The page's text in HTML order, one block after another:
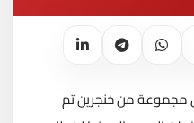
مجموعة من خنجرين تم